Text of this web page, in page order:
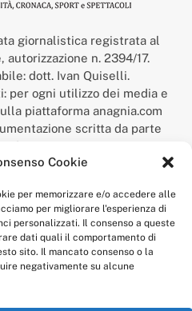
Cookie
per memorizzare e/o accedere alle
per migliorare l'esperienza di
personalizzati. Il consenso a queste
dati quali il comportamento di
sito. Il mancato consenso o la
negativamente su alcune
giornalistica registrata al
n. 2394/17.
dott. Ivan Quiselli.
per ogni utilizzo dei media e
piattaforma anagnia.com
scritta da parte
presso l’Ufficio Italiano
del 9 febbraio 2017.